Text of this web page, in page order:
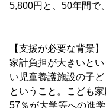
5,800円と、50年間で
【支援が必要な背景】
家計負担が大きいと
い児童養護施設の子
ということ。こども
57％が大学等への進